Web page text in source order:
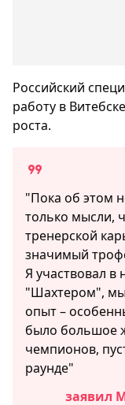
Российский
работу в
роста.
"Пока об этом
только мысли,
тренерской
значимый
Я участвовал в
"Шахтером", мы
опыт –
было большое
чемпионов,
раунде"
заявил